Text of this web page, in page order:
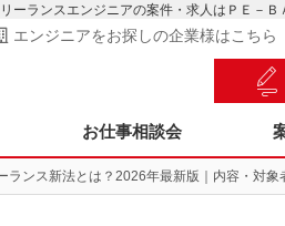
ーランスエンジニアの案件・求人はＰＥ－Ｂ
エンジニアをお探しの企業様はこちら
お仕事相談会
ランス新法とは？2026年最新版｜内容・対